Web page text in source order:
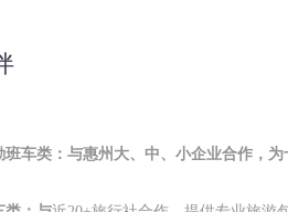
班车类：与惠州大、中、小企业合作，为